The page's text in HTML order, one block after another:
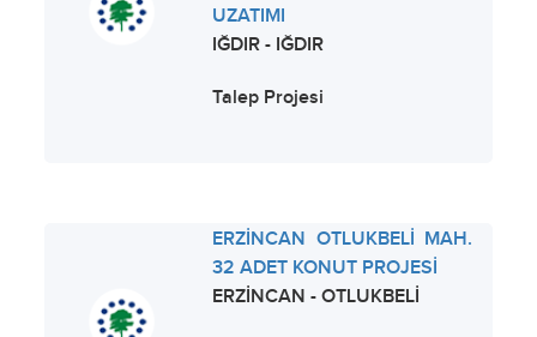
UZATIMI
IĞDIR - IĞDIR
Talep Projesi
ERZİNCAN OTLUKBELİ MAH.
32 ADET KONUT PROJESİ
ERZİNCAN - OTLUKBELİ